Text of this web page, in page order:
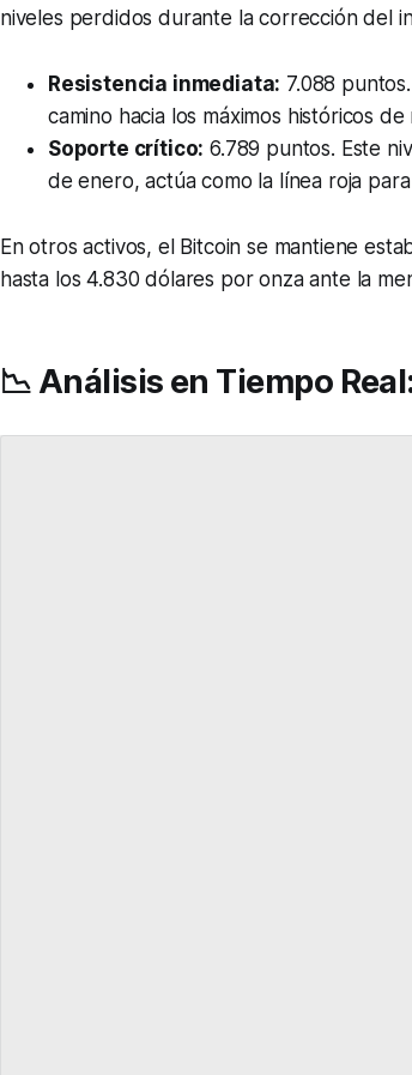
niveles perdidos durante la corrección del
Resistencia inmediata: 7.088
camino hacia los máximos históricos
Soporte crítico: 6.789 puntos. Este
de enero, actúa como la línea roja
En otros activos, el Bitcoin se mantiene
hasta los 4.830 dólares por onza ante la
📉 Análisis en Tiempo